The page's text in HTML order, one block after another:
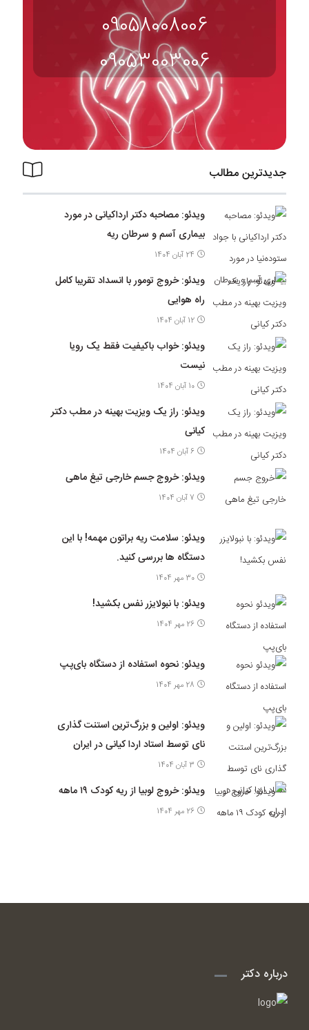
09058008006
09053003006
جدیدترین مطالب
ویدئو: مصاحبه دکتر ارداکیانی در مورد
بیماری آسم و سرطان ریه
24 آبان 1404
ویدئو: خروج تومور با انسداد تقریبا کامل
راه هوایی
12 آبان 1404
ویدئو: خواب باکیفیت فقط یک رویا
نیست
10 آبان 1404
ویدئو: راز یک ویزیت بهینه در مطب دکتر
کیانی
6 آبان 1404
ویدئو: خروج جسم خارجی تیغ ماهی
7 آبان 1404
ویدئو: سلامت ریه براتون مهمه! با این
دستگاه ها بررسی کنید.
30 مهر 1404
ویدئو: با نبولایزر نفس بکشید!
26 مهر 1404
ویدئو: نحوه استفاده از دستگاه بای‌پپ
28 مهر 1404
ویدئو: اولین و بزرگ‌ترین استنت گذاری
نای توسط استاد اردا کیانی در ایران
3 آبان 1404
ویدئو: خروج لوبیا از ریه کودک ۱۹ ماهه
26 مهر 1404
درباره دکتر